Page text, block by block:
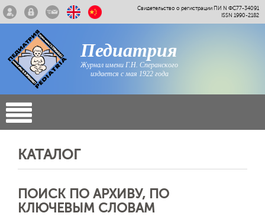
Свидетельство о регистрации ПИ N ФС77-34091
ISSN 1990-2182
Педиатрия
Журнал имени Г.Н. Сперанского
издается с мая 1922 года
КАТАЛОГ
ПОИСК ПО АРХИВУ, ПО
КЛЮЧЕВЫМ СЛОВАМ